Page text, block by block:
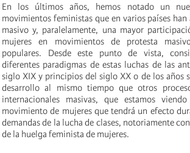
En los últimos años, hemos notado un
movimientos feministas que en varios países
masivo y, paralelamente, una mayor
mujeres en movimientos de protesta
populares. Desde este punto de vista,
diferentes paradigmas de estas luchas de las
siglo XIX y principios del siglo XX o de los años
desarrollo al mismo tiempo que otros
internacionales masivas, que estamos
movimiento de mujeres que tendrá un efecto
demandas de la lucha de clases, notoriamente
de la huelga feminista de mujeres.